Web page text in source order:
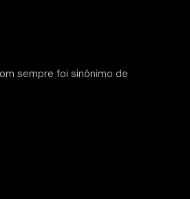
sempre foi sinónimo de